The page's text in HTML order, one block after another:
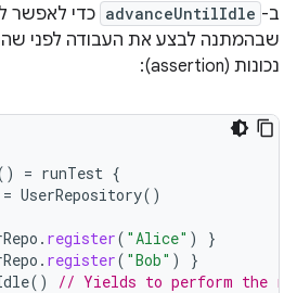
ב- advanceUntilIdle כדי לאפשר
שבהמתנה לבצע את העבודה לפני
נכונות (assertion):
= runTest {
= UserRepository()
. register( "Alice" )
}
. register( "Bob" )
}
() // Yields to perform the